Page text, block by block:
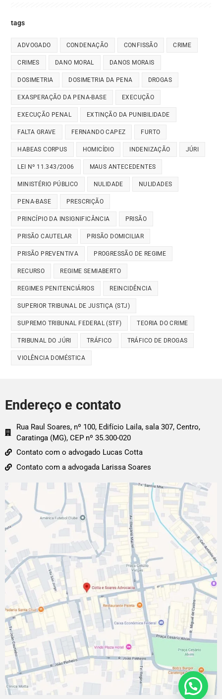
tags
ADVOGADO CONDENAÇÃO CONFISSÃO CRIME
CRIMES DANO MORAL DANOS MORAIS
DOSIMETRIA DOSIMETRIA DA PENA DROGAS
EXASPERAÇÃO DA PENA-BASE EXECUÇÃO
EXECUÇÃO PENAL EXTINÇÃO DA PUNIBILIDADE
FALTA GRAVE FERNANDO CAPEZ FURTO
HABEAS CORPUS HOMICÍDIO INDENIZAÇÃO JÚRI
LEI Nº 11.343/2006 MAUS ANTECEDENTES
MINISTÉRIO PÚBLICO NULIDADE NULIDADES
PENA-BASE PRESCRIÇÃO
PRINCÍPIO DA INSIGNIFICÂNCIA PRISÃO
PRISÃO CAUTELAR PRISÃO DOMICILIAR
PRISÃO PREVENTIVA PROGRESSÃO DE REGIME
RECURSO REGIME SEMIABERTO
REGIMES PENITENCIÁRIOS REINCIDÊNCIA
SUPERIOR TRIBUNAL DE JUSTIÇA (STJ)
SUPREMO TRIBUNAL FEDERAL (STF) TEORIA DO CRIME
TRIBUNAL DO JÚRI TRÁFICO TRÁFICO DE DROGAS
VIOLÊNCIA DOMÉSTICA
Endereço e contato
Rua Raul Soares, nº 100, Edifício Laila, sala 307, Centro,
Caratinga (MG), CEP nº 35.300-020
Contato com o advogado Lucas Cotta
Contato com a advogada Larissa Soares